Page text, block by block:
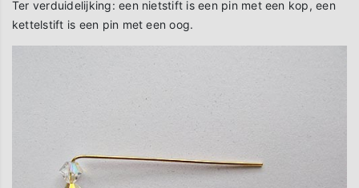
Ter verduidelijking: een nietstift is een pin met een kop, een
kettelstift is een pin met een oog.